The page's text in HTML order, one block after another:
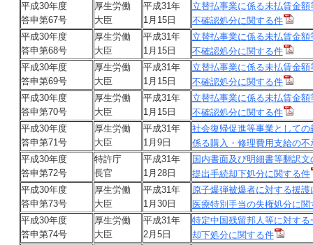
平成30年度
答申第67号
厚生労働
大臣
平成31年
1月15日
立替払事業に係る未払賃金額
不確認処分に関する件
平成30年度
答申第68号
厚生労働
大臣
平成31年
1月15日
立替払事業に係る未払賃金額
不確認処分に関する件
平成30年度
答申第69号
厚生労働
大臣
平成31年
1月15日
立替払事業に係る未払賃金額
不確認処分に関する件
平成30年度
答申第70号
厚生労働
大臣
平成31年
1月15日
立替払事業に係る未払賃金額
不確認処分に関する件
平成30年度
答申第71号
厚生労働
大臣
平成31年
1月9日
社会復帰促進等事業として
係る購入・修理費用支給の
平成30年度
答申第72号
特許庁
長官
平成31年
1月28日
国内書面及び明細書等翻訳文
提出手続却下処分に関する件
平成30年度
答申第73号
厚生労働
大臣
平成31年
1月30日
原子爆弾被爆者に対する援
医療特別手当の失権処分に関
平成30年度
答申第74号
厚生労働
大臣
平成31年
2月5日
特定中国残留邦人等に対す
却下処分に関する件